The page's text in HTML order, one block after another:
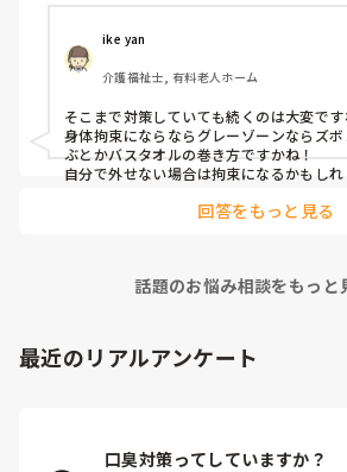
そうなる可能性が高いのであれば、一式こ
で、取っていって下さい。と言われる方が
ば、義母が届かない靴棚の上とか、裏の倉
予備置いてる。でも良いかも知れませんが
利用者の家に予定外の５分滞在しただけ
介護服を試そうと意見がありましたが
ので服を着てる最中に剥離の恐れで出来
何をしてもいじります。
対処法はもうないでしょうか？
ike yan
介護福祉士, 有料老人ホーム
そこまで対策していても続くのは大変です
身体拘束にならならグレーゾーンならズ
ぶとかバスタオルの巻き方ですかね！
自分で外せない場合は拘束になるかもしれ
回答をもっと見る
話題のお悩み相談をもっと
最近のリアルアンケート
口臭対策ってしていますか？